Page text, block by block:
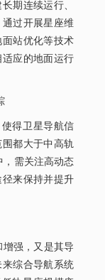
期连续运行、
过开展星座维
站优化等技术
应的地面运行
使得卫星导航信
都大于中高轨
，需关注高动态
来保持并提升
增强，又是其导
来综合导航系统